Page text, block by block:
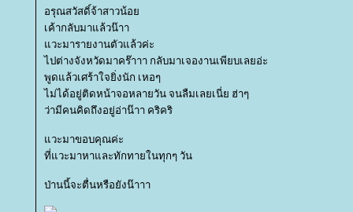
อรุณสวัสดิ์จ้าสาวน้อ
เค้ากลับมาแล้วน๊าา
วะมารายงานตัวแล้วค่ะ
ไปต่างจังหวัดมาคร๊าาา กลับมาเจองานเพียบเลยอ่ะ
พูดแล้วเศร้าใจยิ่งนัก เหอๆ
ไม่ได้อยู่ติดหน้าจอหลายวัน จนลืมเลยเนี่ย ฮ่าๆ
ว่ามีคนคิดถึงอยู่อ่าน๊าา คริคริ
วะมาขอบคุณค่ะ
ที่แวะมาหาและทักทายในทุกๆ วัน
ป่านนี้จะตื่นหรือยังน๊าาา